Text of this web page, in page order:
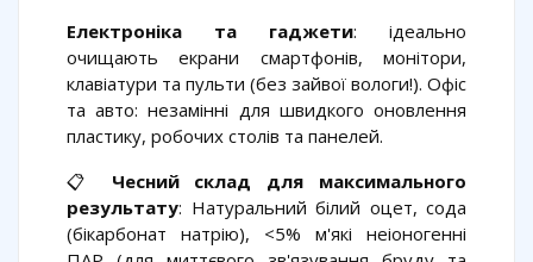
Електроніка та гаджети: ідеально
очищають екрани смартфонів, монітори,
клавіатури та пульти (без зайвої вологи!). Офіс
та авто: незамінні для швидкого оновлення
пластику, робочих столів та панелей.
📋 Чесний склад для максимального
результату: Натуральний білий оцет, сода
(бікарбонат натрію), <5% м'які неіоногенні